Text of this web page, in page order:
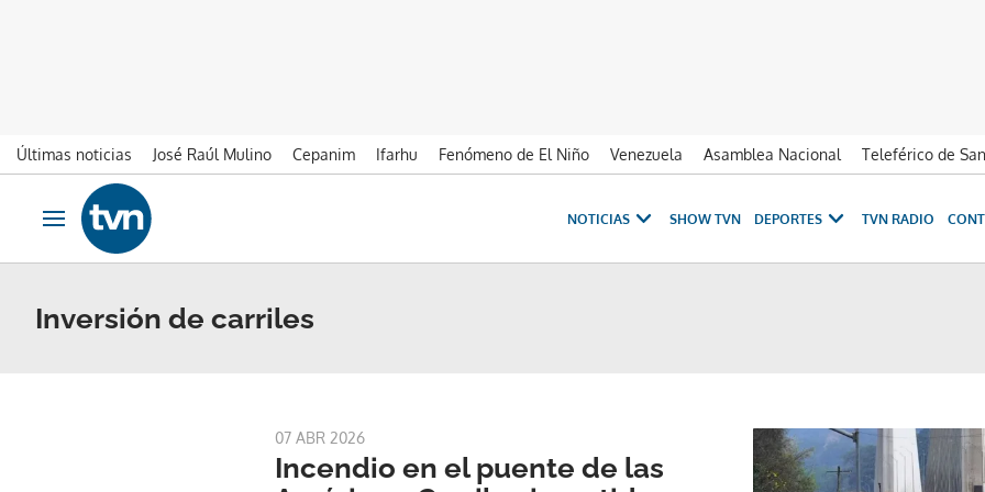
Últimas noticias José Raúl Mulino Cepanim Ifarhu Fenómeno de El Niño Venezuela Asamblea Nacional Teleférico de
Ir al contenido
Obrir navegació
NOTICIAS SHOW TVN DEPORTES TVN RADIO
Inversión de carriles
07 ABR 2026
Incendio en el puente de las